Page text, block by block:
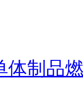
体制品